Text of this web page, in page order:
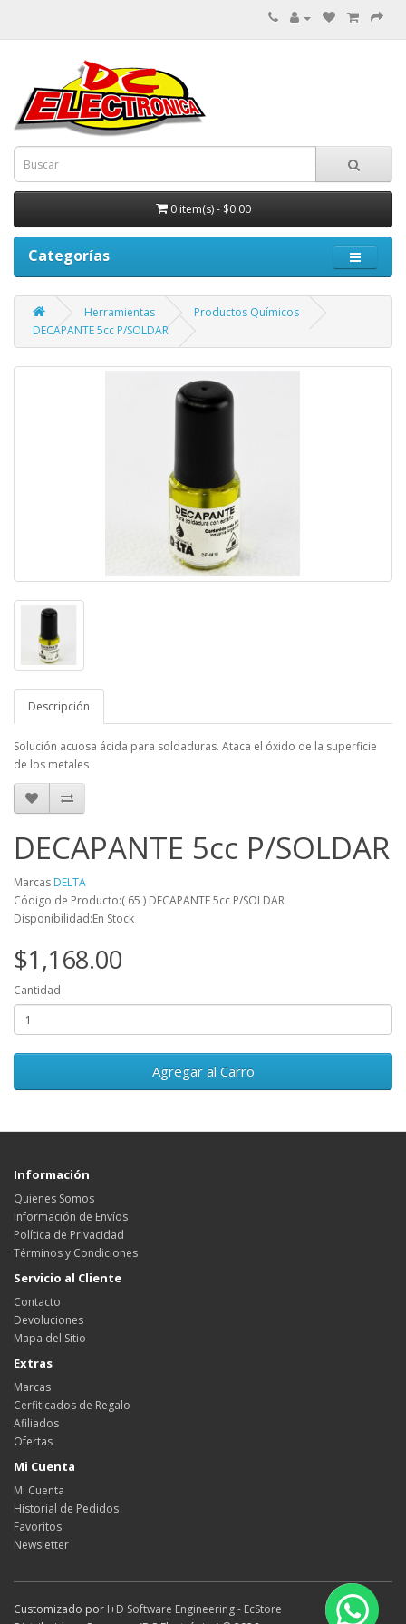
0 item(s) - $0.00
Categorías
Herramientas
Productos Químicos
DECAPANTE 5cc P/SOLDAR
Descripción
Solución acuosa ácida para soldaduras. Ataca el óxido de la superficie
de los metales
DECAPANTE 5cc P/SOLDAR
Marcas DELTA
Código de Producto:( 65 ) DECAPANTE 5cc P/SOLDAR
Disponibilidad:En Stock
$1,168.00
Cantidad
Agregar al Carro
Información
Quienes Somos
Información de Envíos
Política de Privacidad
Términos y Condiciones
Servicio al Cliente
Contacto
Devoluciones
Mapa del Sitio
Extras
Marcas
Cerfiticados de Regalo
Afiliados
Ofertas
Mi Cuenta
Mi Cuenta
Historial de Pedidos
Favoritos
Newsletter
Customizado por I+D Software Engineering - EcStore